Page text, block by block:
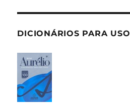
DICIONÁRIOS PARA USO